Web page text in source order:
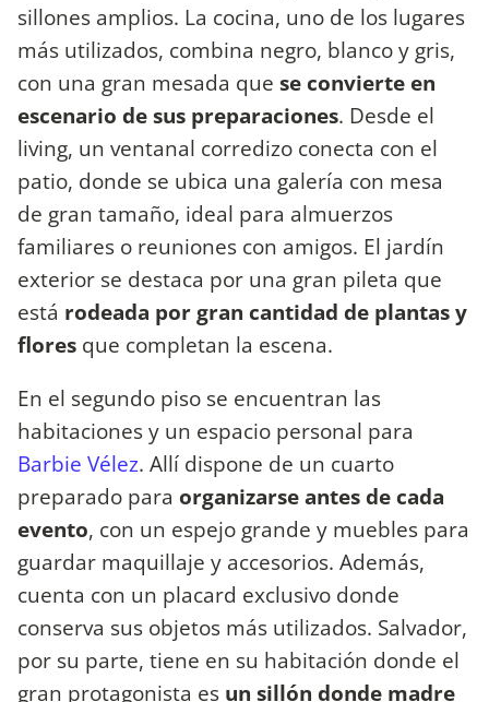
sillones amplios. La cocina, uno de los lugares
más utilizados, combina negro, blanco y gris,
con una gran mesada que se convierte en
escenario de sus preparaciones. Desde el
living, un ventanal corredizo conecta con el
patio, donde se ubica una galería con mesa
de gran tamaño, ideal para almuerzos
familiares o reuniones con amigos. El jardín
exterior se destaca por una gran pileta que
está rodeada por gran cantidad de plantas y
flores que completan la escena.
En el segundo piso se encuentran las
habitaciones y un espacio personal para
Barbie Vélez. Allí dispone de un cuarto
preparado para organizarse antes de cada
evento, con un espejo grande y muebles para
guardar maquillaje y accesorios. Además,
cuenta con un placard exclusivo donde
conserva sus objetos más utilizados. Salvador,
por su parte, tiene en su habitación donde el
gran protagonista es un sillón donde madre